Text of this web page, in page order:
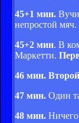
45+1 мин.
непростой мяч.
45+2 мин. В
Маркетти.
46 мин.
47 мин. Один
48 мин. Ничего